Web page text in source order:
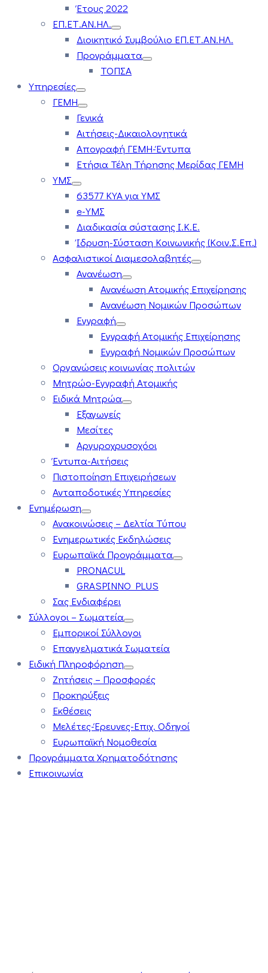
Έτους 2022
ΕΠ.ΕΤ.ΑΝ.ΗΛ.
Διοικητικό Συμβούλιο ΕΠ.ΕΤ.ΑΝ.ΗΛ.
Προγράμματα
ΤΟΠΣΑ
Υπηρεσίες
ΓΕΜΗ
Γενικά
Αιτήσεις-Δικαιολογητικά
Απογραφή ΓΕΜΗ-Έντυπα
Ετήσια Τέλη Τήρησης Μερίδας ΓΕΜΗ
ΥΜΣ
63577 ΚΥΑ για ΥΜΣ
e-ΥΜΣ
Διαδικασία σύστασης Ι.Κ.Ε.
Ίδρυση-Σύσταση Κοινωνικής (Κοιν.Σ.Επ.)
Ασφαλιστικοί Διαμεσολαβητές
Ανανέωση
Ανανέωση Ατομικής Επιχείρησης
Ανανέωση Νομικών Προσώπων
Εγγραφή
Εγγραφή Ατομικής Επιχείρησης
Εγγραφή Νομικών Προσώπων
Οργανώσεις κοινωνίας πολιτών
Μητρώο-Εγγραφή Ατομικής
Ειδικά Μητρώα
Εξαγωγείς
Μεσίτες
Αργυροχρυσοχόοι
Έντυπα-Αιτήσεις
Πιστοποίηση Επιχειρήσεων
Ανταποδοτικές Υπηρεσίες
Ενημέρωση
Ανακοινώσεις – Δελτία Τύπου
Ενημερωτικές Εκδηλώσεις
Ευρωπαϊκά Προγράμματα
PRONACUL
GRASPINNO PLUS
Σας Ενδιαφέρει
Σύλλογοι – Σωματεία
Εμπορικοί Σύλλογοι
Επαγγελματικά Σωματεία
Ειδική Πληροφόρηση
Ζητήσεις – Προσφορές
Προκηρύξεις
Εκθέσεις
Μελέτες-Έρευνες-Επιχ. Οδηγοί
Ευρωπαϊκή Νομοθεσία
Προγράμματα Χρηματοδότησης
Επικοινωνία